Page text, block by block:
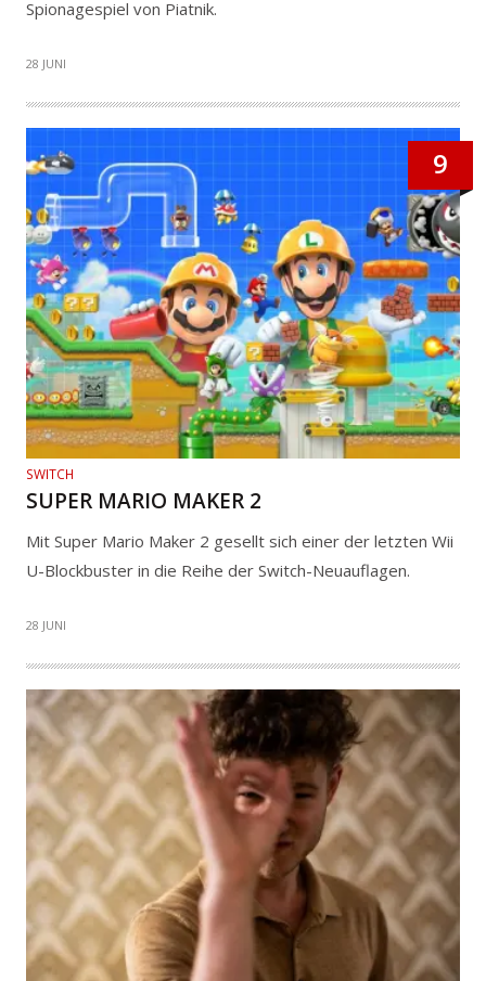
Spionagespiel von Piatnik.
28 JUNI
9
SWITCH
SUPER MARIO MAKER 2
Mit Super Mario Maker 2 gesellt sich einer der letzten Wii
U-Blockbuster in die Reihe der Switch-Neuauflagen.
28 JUNI